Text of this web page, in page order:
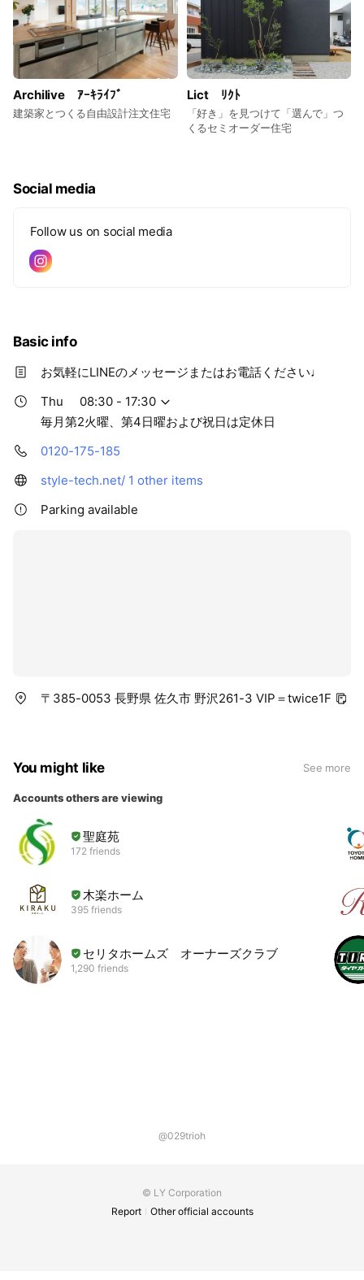
あなたの想いをカタチにしませんか？
お気軽にご相談ください。
Archilive ｱｰｷﾗｲﾌﾞ
建築家とつくる自由設計注文住宅
Lict ﾘｸﾄ
「好き」を見つけて「選んで」つ
くるセミオーダー住宅
Social media
Follow us on social media
Basic info
お気軽にLINEのメッセージまたはお電話ください♩
Thu
08:30 - 17:30
毎月第2火曜、第4日曜および祝日は定休日
0120-175-185
style-tech.net/ 1 other items
Parking available
〒385-0053 長野県 佐久市 野沢261-3 VIP＝twice1F
You might like See more
Accounts others are viewing
聖庭苑
172 friends
木楽ホーム
395 friends
セリタホームズ オーナーズクラブ
1,290 friends
@029trioh
© LY Corporation
Report
Other official accounts